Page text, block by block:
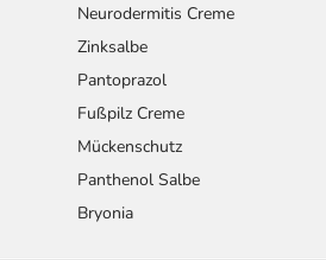
Neurodermitis Creme
Zinksalbe
Pantoprazol
Fußpilz Creme
Mückenschutz
Panthenol Salbe
Bryonia